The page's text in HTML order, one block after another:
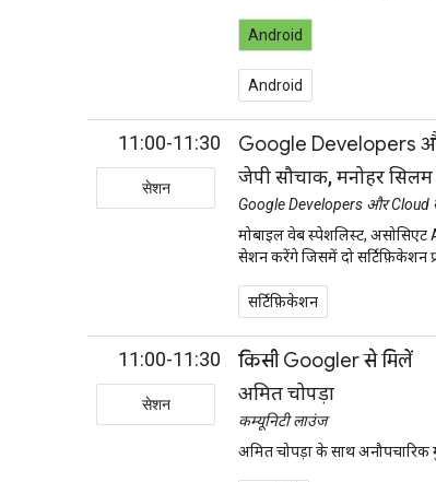
Android
Android
11:00-11:30
सेशन
Google Developers
जेपी सौचाक, मनोहर सिलम
Google Developers और Cloud
मोबाइल वेब स्पेशलिस्ट,
सेशन करेंगे जिसमें दो सर्टिफ़िकेशन
सर्टिफ़िकेशन
11:00-11:30
सेशन
किसी Googler से मिलें
अमित चोपड़ा
कम्यूनिटी लाउंज
अमित चोपड़ा के साथ